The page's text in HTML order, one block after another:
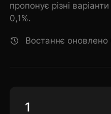
пропонує різні
0,1%.
Востаннє